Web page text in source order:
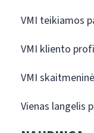
VMI teikiamos
VMI kliento
VMI
Vienas langelis